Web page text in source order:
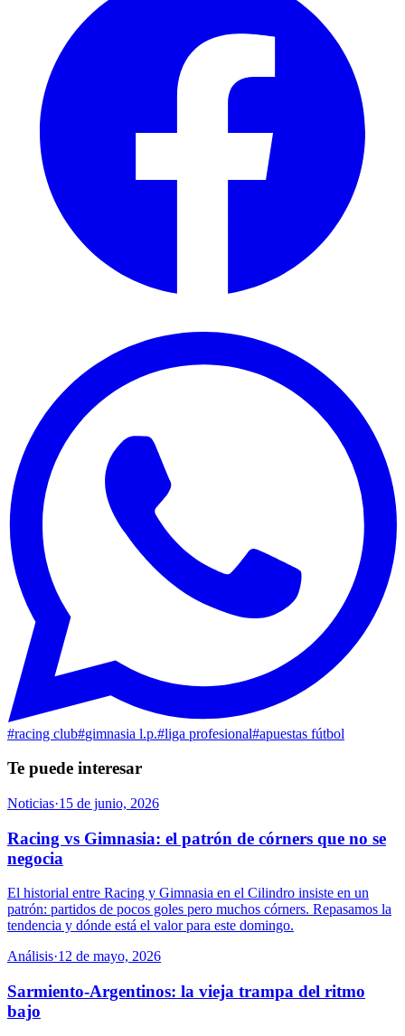
#racing club#gimnasia l.p.#liga profesional#apuestas fútbol
Te puede interesar
Noticias·15 de junio, 2026
Racing vs Gimnasia: el patrón de córners que no se
negocia
El historial entre Racing y Gimnasia en el Cilindro insiste en un
patrón: partidos de pocos goles pero muchos córners. Repasamos la
tendencia y dónde está el valor para este domingo.
Análisis·12 de mayo, 2026
Sarmiento-Argentinos: la vieja trampa del ritmo
bajo